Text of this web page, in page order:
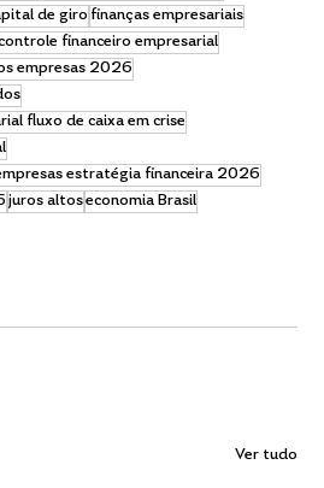
de giro finanças empresariais
financeiro empresarial
empresas 2026
fluxo de caixa em crise
estratégia financeira 2026
juros altoseconomia Brasil
Ver tudo